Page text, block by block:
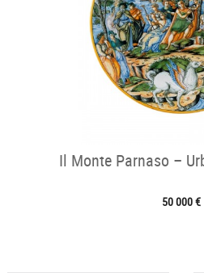
Il Monte Parnaso –
50 000 €